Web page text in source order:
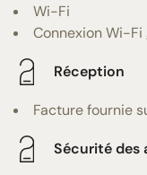
Wi-Fi
Connexion Wi-
Réception
Facture fournie
Sécurité des